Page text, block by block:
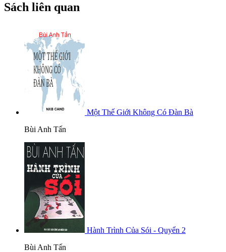
Sách liên quan
Một Thế Giới Không Có Đàn Bà
Bùi Anh Tấn
Hành Trình Của Sói - Quyển 2
Bùi Anh Tấn